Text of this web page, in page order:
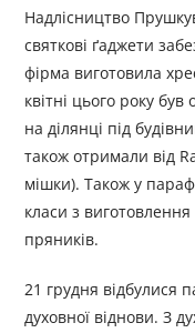
Надлісництво
святкові ґаджети
фірма виготовила
квітні цього року
на ділянці під
також отримали від
мішки). Також у
класи з виготовлення
пряників.
21 грудня відбулися
духовної віднови. З